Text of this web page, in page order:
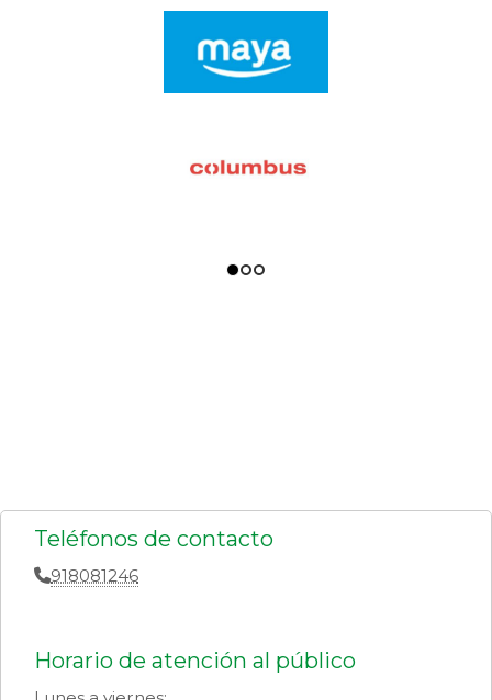
Teléfonos de contacto
918081246
Horario de atención al público